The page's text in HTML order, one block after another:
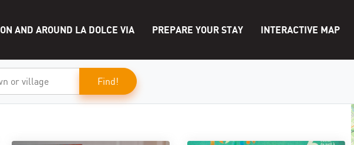
ON AND AROUND LA DOLCE VIA PREPARE YOUR STAY INTERACTIVE MAP
Find!